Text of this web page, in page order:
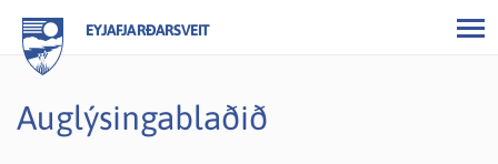
EYJAFJARÐARSVEIT
Auglýsingablaðið